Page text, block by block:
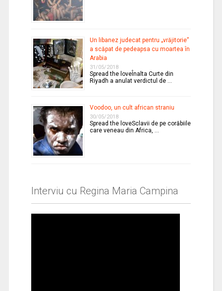
Un libanez judecat pentru „vrăjitorie”
a scăpat de pedeapsa cu moartea în
Arabia
31/05/2018
Spread the loveÎnalta Curte din
Riyadh a anulat verdictul de …
Voodoo, un cult african straniu
30/05/2018
Spread the loveSclavii de pe corăbiile
care veneau din Africa, …
Interviu cu Regina Maria Campina